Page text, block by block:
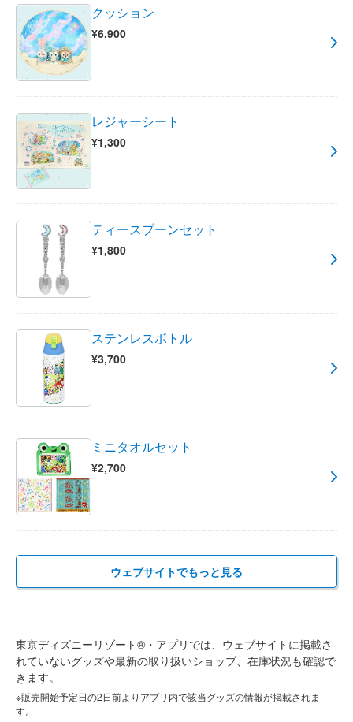
クッション
¥6,900
レジャーシート
¥1,300
ティースプーンセット
¥1,800
ステンレスボトル
¥3,700
ミニタオルセット
¥2,700
ウェブサイトでもっと見る
東京ディズニーリゾート®・アプリでは、ウェブサイトに掲載さ
れていないグッズや最新の取り扱いショップ、在庫状況も確認で
きます。
※販売開始予定日の2日前よりアプリ内で該当グッズの情報が掲載されま
す。